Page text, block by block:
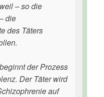
– so die
die
des Täters
der Prozess
Der Täter wird
auf